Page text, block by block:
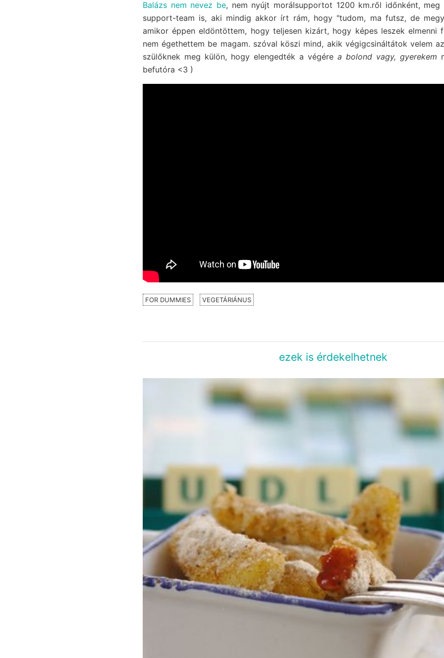
Balázs nem nevez be, nem nyújt morálsupportot 1200 km.ről időnként,
support-team is, aki mindig akkor írt rám, hogy "tudom, ma futsz, de
amikor éppen eldöntöttem, hogy teljesen kizárt, hogy képes leszek elmenni
nem égethettem be magam. szóval köszi mind, akik végigcsináltátok velem
szülőknek meg külön, hogy elengedték a végére a bolond vagy, gyerekem
befutóra <3 )
FOR DUMMIES VEGETÁRIÁNUS
ezek is érdekelhetnek